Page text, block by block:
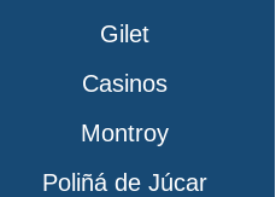
Gilet
Casinos
Montroy
Poliñá de Júcar